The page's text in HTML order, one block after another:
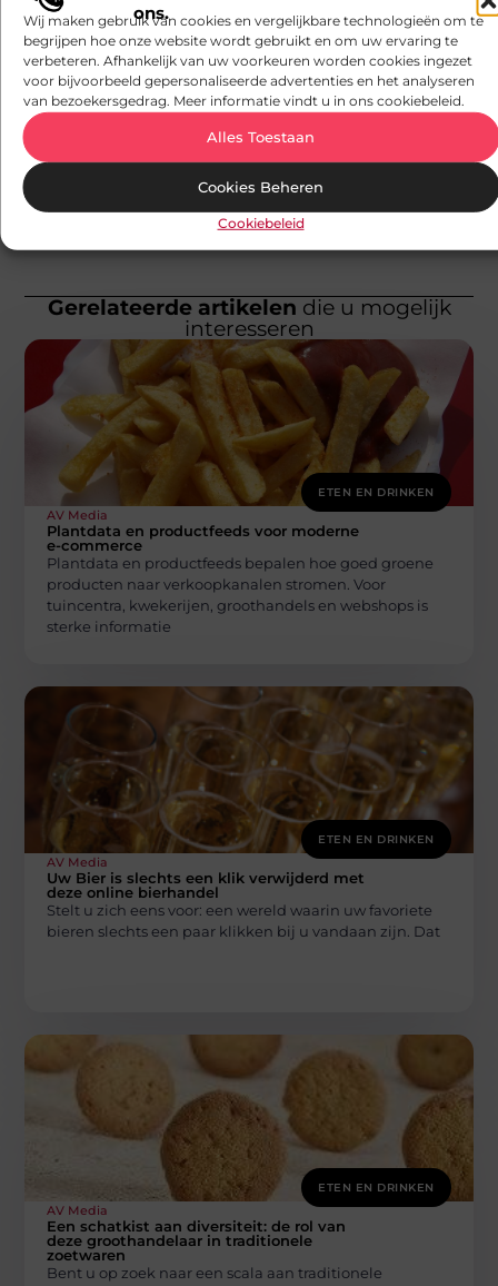
ons.
Wij maken gebruik van cookies en vergelijkbare technologieën om te
begrijpen hoe onze website wordt gebruikt en om uw ervaring te
verbeteren. Afhankelijk van uw voorkeuren worden cookies ingezet
voor bijvoorbeeld gepersonaliseerde advertenties en het analyseren
van bezoekersgedrag. Meer informatie vindt u in ons cookiebeleid.
Alles Toestaan
Cookies Beheren
Cookiebeleid
bedrijfspanden
Veilig en
zorgeloos
verzenden:
je pakket
Gerelateerde artikelen die u mogelijk
interesseren
ETEN EN DRINKEN
AV Media
Plantdata en productfeeds voor moderne
e-commerce
Plantdata en productfeeds bepalen hoe goed groene
producten naar verkoopkanalen stromen. Voor
tuincentra, kwekerijen, groothandels en webshops is
sterke informatie
ETEN EN DRINKEN
AV Media
Uw Bier is slechts een klik verwijderd met
deze online bierhandel
Stelt u zich eens voor: een wereld waarin uw favoriete
bieren slechts een paar klikken bij u vandaan zijn. Dat
ETEN EN DRINKEN
AV Media
Een schatkist aan diversiteit: de rol van
deze groothandelaar in traditionele
zoetwaren
Bent u op zoek naar een scala aan traditionele